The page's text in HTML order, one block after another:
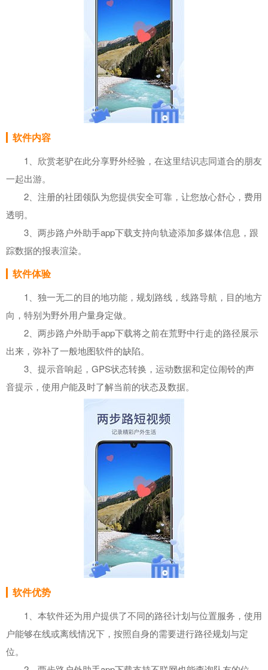
软件内容
1、欣赏老驴在此分享野外经验，在这里结识志同道合的朋友
一起出游。
2、注册的社团领队为您提供安全可靠，让您放心舒心，费用
透明。
3、两步路户外助手app下载支持向轨迹添加多媒体信息，跟
踪数据的报表渲染。
软件体验
1、独一无二的目的地功能，规划路线，线路导航，目的地方
向，特别为野外用户量身定做。
2、两步路户外助手app下载将之前在荒野中行走的路径展示
出来，弥补了一般地图软件的缺陷。
3、提示音响起，GPS状态转换，运动数据和定位闹铃的声
音提示，使用户能及时了解当前的状态及数据。
软件优势
1、本软件还为用户提供了不同的路径计划与位置服务，使用
户能够在线或离线情况下，按照自身的需要进行路径规划与定
位。